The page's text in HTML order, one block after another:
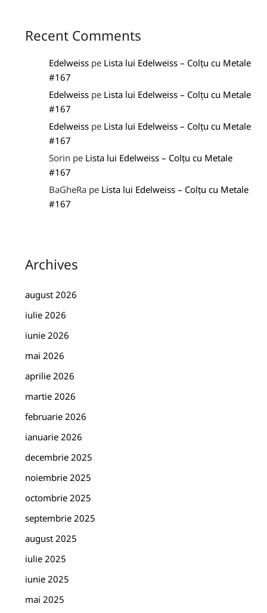
Recent Comments
Edelweiss pe Lista lui Edelweiss – Colțu cu Metale
#167
Edelweiss pe Lista lui Edelweiss – Colțu cu Metale
#167
Edelweiss pe Lista lui Edelweiss – Colțu cu Metale
#167
Sorin pe Lista lui Edelweiss – Colțu cu Metale
#167
BaGheRa pe Lista lui Edelweiss – Colțu cu Metale
#167
Archives
august 2026
iulie 2026
iunie 2026
mai 2026
aprilie 2026
martie 2026
februarie 2026
ianuarie 2026
decembrie 2025
noiembrie 2025
octombrie 2025
septembrie 2025
august 2025
iulie 2025
iunie 2025
mai 2025